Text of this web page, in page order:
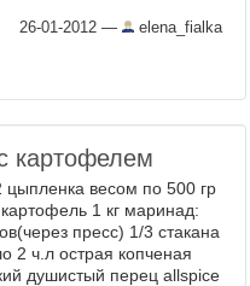
26-01-2012 — elena_fialka
картофелем
цыпленка весом по 500 гр
1 кг маринад:
пресс) 1/3 стакана
2 ч.л острая копченая
душистый перец allspice